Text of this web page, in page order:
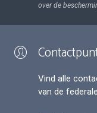
over de
Vind alle
van de